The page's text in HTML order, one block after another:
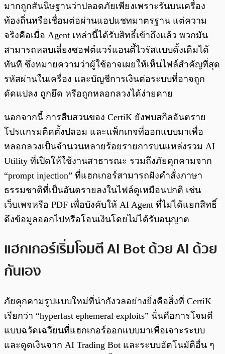
มากถูกสันนิษฐานว่าปลอดภัยเพียงเพราะรันบนเครื่อง
ท้องถิ่นหรือเชื่อมต่อผ่านแอปแชทมาตรฐาน แต่ความ
จริงคือเมื่อ Agent เหล่านี้ได้รับสิทธิ์เข้าถึงแล้ว พวกมัน
สามารถหลบเลี่ยงซอฟต์แวร์แอนตี้ไวรัสแบบดั้งเดิมได้
ทันที ซึ่งหมายความว่าผู้ใช้อาจเผยให้เห็นไฟล์สำคัญที่สุด
รหัสผ่านในเครื่อง และบัญชีการเงินต่อระบบที่อาจถูก
ดัดแปลง ถูกยึด หรือถูกหลอกลวงได้ง่ายดาย
นอกจากนี้ การสืบสวนของ CertiK ยังพบสกิลอันตราย
โปรแกรมติดตั้งปลอม และแพ็กเกจที่ออกแบบมาเพื่อ
หลอกลวงเป็นจำนวนหลายร้อยรายการบนแหล่งรวม AI
Utility ที่เปิดให้ใช้งานสาธารณะ รวมถึงภัยคุกคามจาก
“prompt injection” ที่แฮกเกอร์สามารถฝังคำสั่งภาษา
ธรรมชาติที่เป็นอันตรายลงในไฟล์ดูเหมือนปกติ เช่น
เว็บเพจหรือ PDF เพื่อบังคับให้ AI Agent ที่ไม่ได้แยกสิทธิ์
ดึงข้อมูลออกไปหรือโอนเงินโดยไม่ได้รับอนุญาต
แฮกเกอร์เริ่มโจมตี AI Bot ด้วย AI ด้วย
กันเอง
ภัยคุกคามรูปแบบใหม่ที่น่ากังวลอย่างยิ่งคือสิ่งที่ CertiK
เรียกว่า “hyperfast ephemeral exploits” นั่นคือการโจมตี
แบบฉวัดเฉวียนที่แฮกเกอร์ออกแบบมาเพื่อเจาะระบบ
และดูดเงินจาก AI Trading Bot และระบบอัตโนมัติอื่น ๆ